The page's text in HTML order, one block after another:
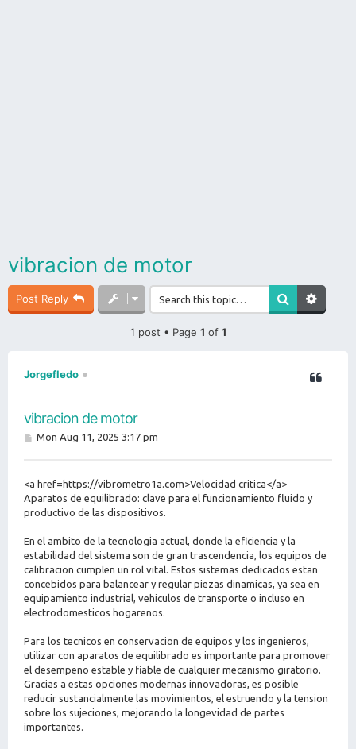
vibracion de motor
Post Reply
1 post • Page 1 of 1
Jorgefledo
vibracion de motor
PMon Aug 11, 2025 3:17 pm
<a href=https://vibrometro1a.com>Velocidad critica</a>
Aparatos de equilibrado: clave para el funcionamiento fluido y
productivo de las dispositivos.
En el ambito de la tecnologia actual, donde la eficiencia y la
estabilidad del sistema son de gran trascendencia, los equipos de
calibracion cumplen un rol vital. Estos sistemas dedicados estan
concebidos para balancear y regular piezas dinamicas, ya sea en
equipamiento industrial, vehiculos de transporte o incluso en
electrodomesticos hogarenos.
Para los tecnicos en conservacion de equipos y los ingenieros,
utilizar con aparatos de equilibrado es importante para promover
el desempeno estable y fiable de cualquier mecanismo giratorio.
Gracias a estas opciones modernas innovadoras, es posible
reducir sustancialmente las movimientos, el estruendo y la tension
sobre los sujeciones, mejorando la longevidad de partes
importantes.